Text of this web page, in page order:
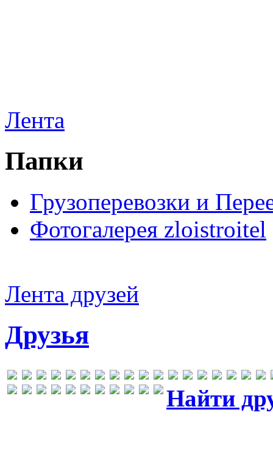
Лента
Папки
Грузоперевозки и
Фотогалерея zloistroitel
Лента друзей
Друзья
Найти